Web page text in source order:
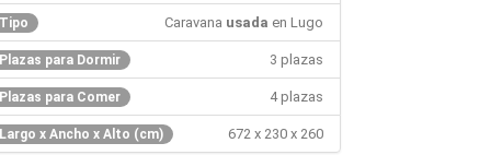
Tipo Caravana usada en Lugo
Plazas para Dormir 3 plazas
Plazas para Comer 4 plazas
Largo x Ancho x Alto (cm) 672 x 230 x 260